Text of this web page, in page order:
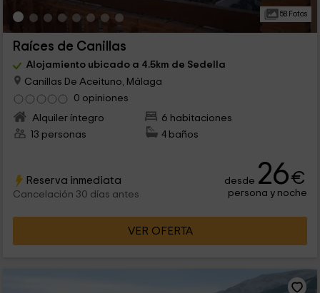
58 Fotos
Raíces de Canillas
Alojamiento ubicado a 4.5km de Sedella
Canillas De Aceituno, Málaga
0 opiniones
Alquiler íntegro
6 habitaciones
13 personas
4 baños
Reserva inmediata
Cancelación 30 días antes
desde 26€
persona y noche
VER OFERTA